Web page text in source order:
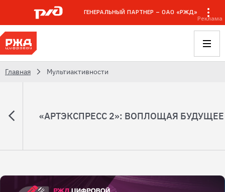
ГЕНЕРАЛЬНЫЙ ПАРТНЕР – ОАО «РЖД»
Реклама
Главная Мультиактивности
«АРТЭКСПРЕСС 2»: ВОПЛОЩАЯ БУДУЩЕЕ